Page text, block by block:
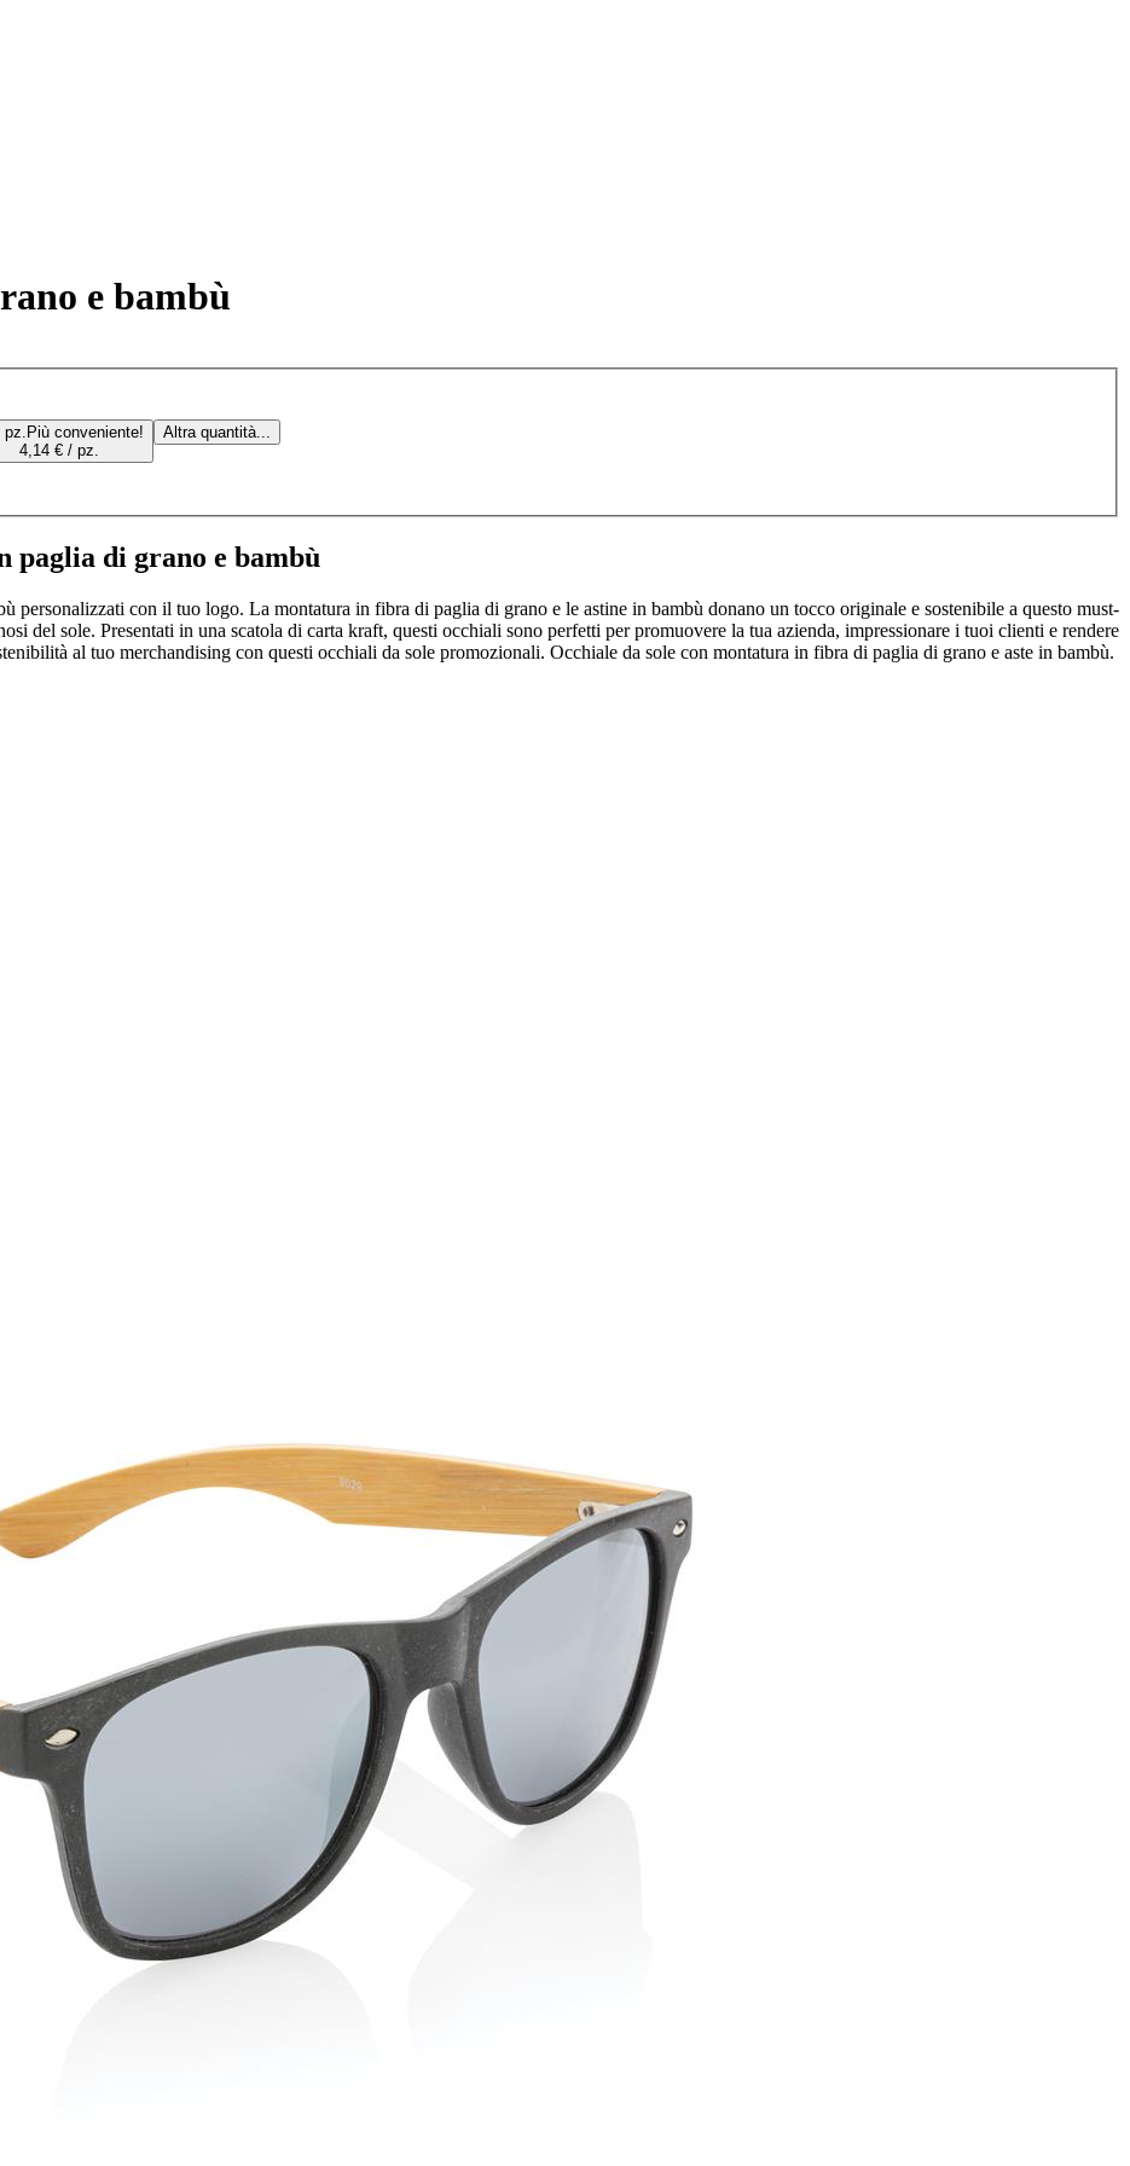
e bambù
pz.Più conveniente!
4,14 € / pz.
Altra quantità...
di grano e bambù
personalizzati con il tuo logo. La montatura in fibra di paglia di grano e le astine in bambù donano un tocco originale e sostenibile a questo must-
del sole. Presentati in una scatola di carta kraft, questi occhiali sono perfetti per promuovere la tua azienda, impressionare i tuoi clienti e rendere
al tuo merchandising con questi occhiali da sole promozionali. Occhiale da sole con montatura in fibra di paglia di grano e aste in bambù.